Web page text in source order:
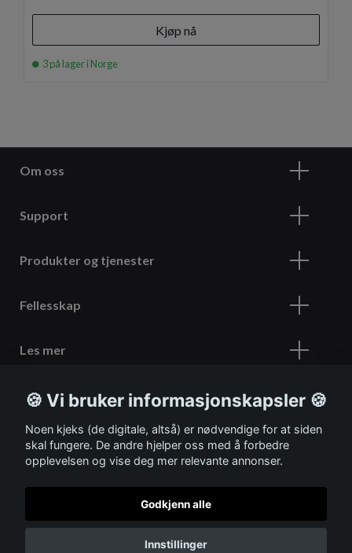
Kjøp nå
3 på lager i Norge
Om oss
Support
Produkter og tjenester
Fellesskap
Les mer
Meld deg på vårt nyhetsbrev
© 2026 ITSHOP
🍪 Vi bruker informasjonskapsler 🍪
Noen kjeks (de digitale, altså) er nødvendige for at siden
skal fungere. De andre hjelper oss med å forbedre
opplevelsen og vise deg mer relevante annonser.
Godkjenn alle
Innstillinger